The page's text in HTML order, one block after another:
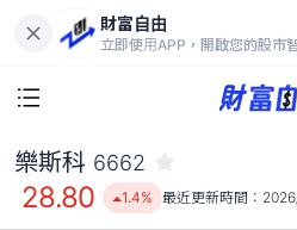
財富自由
立即使用APP，開啟您的股市
28.80
1.4%
樂斯科 6662
28.80 1.4% 最近更新時間：